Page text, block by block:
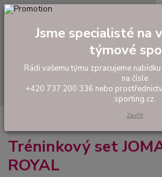
tel: +420 737 200 336
Tréninkový set JOMA
Tréninkový set
ROYAL
Jsme specialisté na
týmové
Rádi vašemu týmu zpracujeme
na čísle
+420 737 200 336 nebo
sporting.cz.
Zavřít